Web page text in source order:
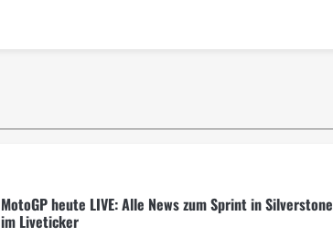
MotoGP heute LIVE: Alle News zum Sprint in Silverstone
im Liveticker